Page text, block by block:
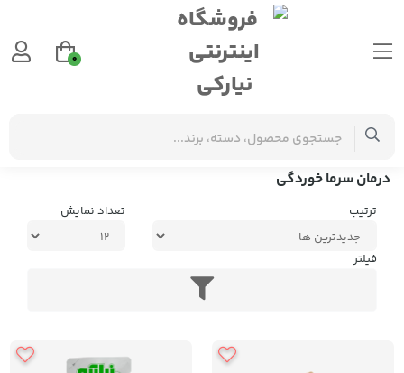
برچسب‌ها درمان سرما خوردگی
درمان سرما خوردگی
ترتیب تعداد نمایش
فیلتر
0